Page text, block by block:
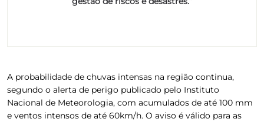
A probabilidade de chuvas intensas na região continua,
segundo o alerta de perigo publicado pelo Instituto
Nacional de Meteorologia, com acumulados de até 100 mm
e ventos intensos de até 60km/h. O aviso é válido para as